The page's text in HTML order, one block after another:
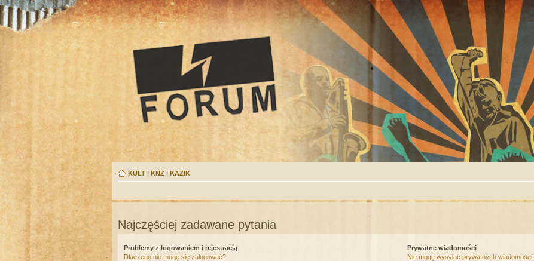
KULT | KNŻ | KAZIK
Najczęściej zadawane pytania
Problemy z logowaniem i rejestracją
Dlaczego nie mogę się zalogować?
Prywatne wiadomości
Nie mogę wysyłać prywatnych wiadomości!